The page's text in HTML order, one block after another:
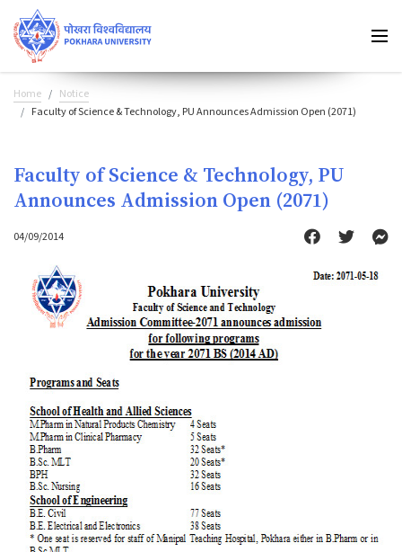
Home
Notice
Faculty of Science & Technology, PU Announces Admission Open (2071)
Faculty of Science & Technology, PU
Announces Admission Open (2071)
04/09/2014